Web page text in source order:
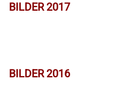
BILDER 2017
BILDER 2016